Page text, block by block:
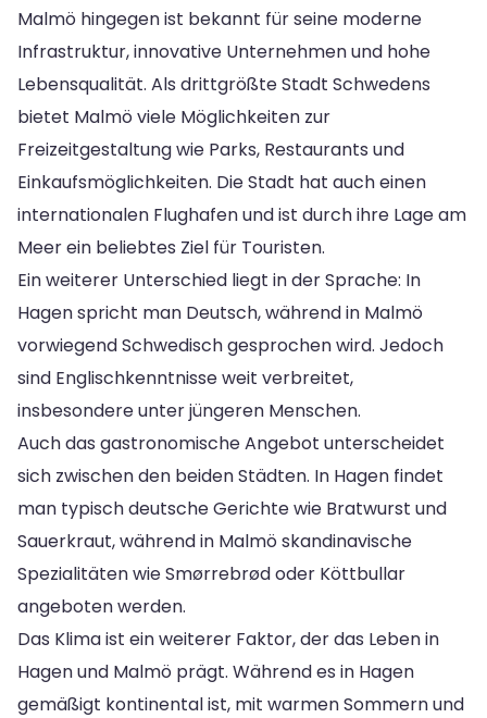
Malmö hingegen ist bekannt für seine moderne
Infrastruktur, innovative Unternehmen und hohe
Lebensqualität. Als drittgrößte Stadt Schwedens
bietet Malmö viele Möglichkeiten zur
Freizeitgestaltung wie Parks, Restaurants und
Einkaufsmöglichkeiten. Die Stadt hat auch einen
internationalen Flughafen und ist durch ihre Lage am
Meer ein beliebtes Ziel für Touristen.
Ein weiterer Unterschied liegt in der Sprache: In
Hagen spricht man Deutsch, während in Malmö
vorwiegend Schwedisch gesprochen wird. Jedoch
sind Englischkenntnisse weit verbreitet,
insbesondere unter jüngeren Menschen.
Auch das gastronomische Angebot unterscheidet
sich zwischen den beiden Städten. In Hagen findet
man typisch deutsche Gerichte wie Bratwurst und
Sauerkraut, während in Malmö skandinavische
Spezialitäten wie Smørrebrød oder Köttbullar
angeboten werden.
Das Klima ist ein weiterer Faktor, der das Leben in
Hagen und Malmö prägt. Während es in Hagen
gemäßigt kontinental ist, mit warmen Sommern und